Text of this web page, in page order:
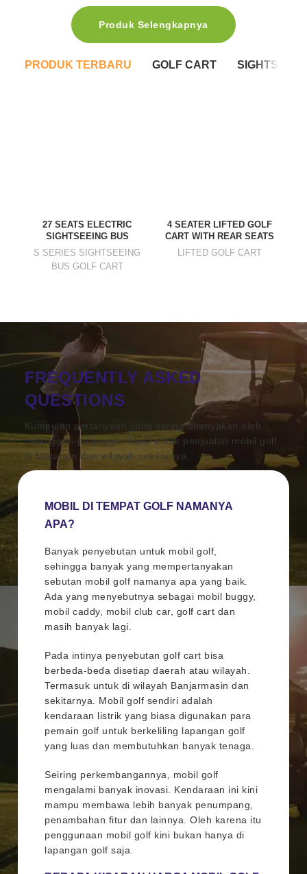
Produk Selengkapnya
PRODUK TERBARU GOLF CART
27 SEATS ELECTRIC
SIGHTSEEING BUS
S SERIES SIGHTSEEING
BUS GOLF CART
4 SEATER LIFTED GOLF
CART WITH REAR SEATS
LIFTED GOLF CART
FREQUENTLY ASKED
QUESTIONS
Kumpulan pertanyaan yang sering ditanyakan oleh
pelanggan-pelanggan kami untuk penjualan mobil golf
di Mataram dan wilayah sekitarnya.
MOBIL DI TEMPAT GOLF NAMANYA
APA?
Banyak penyebutan untuk mobil golf,
sehingga banyak yang mempertanyakan
sebutan mobil golf namanya apa yang baik.
Ada yang menyebutnya sebagai mobil buggy,
mobil caddy, mobil club car, golf cart dan
masih banyak lagi.
Pada intinya penyebutan golf cart bisa
berbeda-beda disetiap daerah atau wilayah.
Termasuk untuk di wilayah Banjarmasin dan
sekitarnya. Mobil golf sendiri adalah
kendaraan listrik yang biasa digunakan para
pemain golf untuk berkeliling lapangan golf
yang luas dan membutuhkan banyak tenaga.
Seiring perkembangannya, mobil golf
mengalami banyak inovasi. Kendaraan ini kini
mampu membawa lebih banyak penumpang,
penambahan fitur dan lainnya. Oleh karena itu
penggunaan mobil golf kini bukan hanya di
lapangan golf saja.